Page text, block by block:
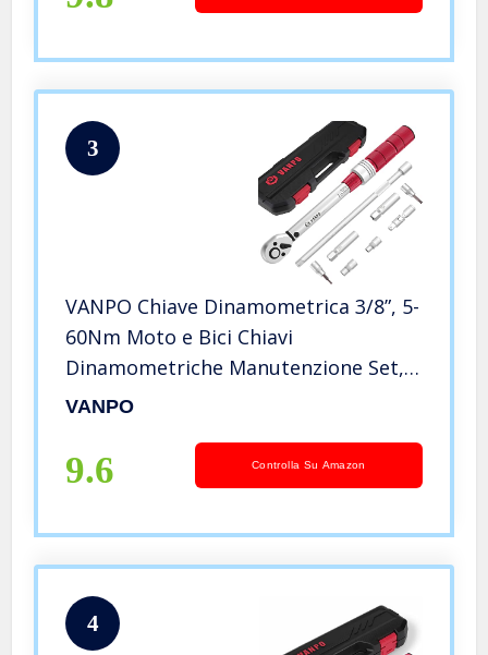
3
VANPO Chiave Dinamometrica 3/8”, 5-
60Nm Moto e Bici Chiavi
Dinamometriche Manutenzione Set,
Precisione ± 3% con 25cm Barra di
Magnetica per Candele, Torx e Presa
VANPO
9.6 Controlla Su Amazon
4